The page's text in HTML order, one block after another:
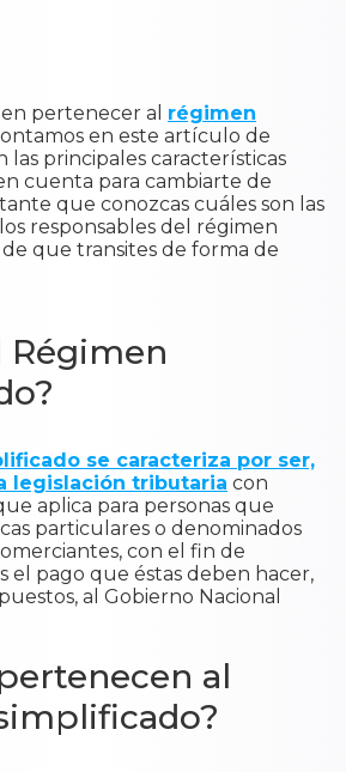
pertenecer al régimen
en este artículo de
las principales características
cuenta para cambiarte de
que conozcas cuáles son las
responsables del régimen
que transites de forma de
Régimen
se caracteriza por ser,
legislación tributaria con
aplica para personas que
particulares o denominados
con el fin de
el pago que éstas deben hacer,
al Gobierno Nacional
al